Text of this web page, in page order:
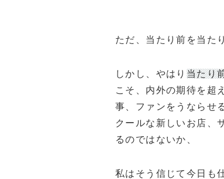
ただ、当たり前を当た
しかし、やはり 当たり
こそ、内外の期待を超
事、ファンをうならせ
クールな新しいお店、
るのではないか、
私はそう信じて今日も